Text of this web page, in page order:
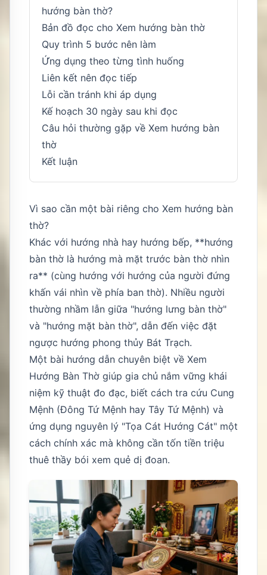
hướng bàn thờ?
Bản đồ đọc cho Xem hướng bàn thờ
Quy trình 5 bước nên làm
Ứng dụng theo từng tình huống
Liên kết nên đọc tiếp
Lỗi cần tránh khi áp dụng
Kế hoạch 30 ngày sau khi đọc
Câu hỏi thường gặp về Xem hướng bàn
thờ
Kết luận
Vì sao cần một bài riêng cho Xem hướng bàn
thờ?
Khác với hướng nhà hay hướng bếp, **hướng
bàn thờ là hướng mà mặt trước bàn thờ nhìn
ra** (cùng hướng với hướng của người đứng
khấn vái nhìn về phía ban thờ). Nhiều người
thường nhầm lẫn giữa "hướng lưng bàn thờ"
và "hướng mặt bàn thờ", dẫn đến việc đặt
ngược hướng phong thủy Bát Trạch.
Một bài hướng dẫn chuyên biệt về Xem
Hướng Bàn Thờ giúp gia chủ nắm vững khái
niệm kỹ thuật đo đạc, biết cách tra cứu Cung
Mệnh (Đông Tứ Mệnh hay Tây Tứ Mệnh) và
ứng dụng nguyên lý "Tọa Cát Hướng Cát" một
cách chính xác mà không cần tốn tiền triệu
thuê thầy bói xem quẻ dị đoan.